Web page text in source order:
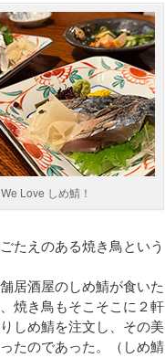
We Love しめ鯖！
たえのある焼き鳥という
居酒屋のしめ鯖が食いた
焼き鳥もそこそこに２軒
しめ鯖を注文し、その美
たのであった。（しめ鯖